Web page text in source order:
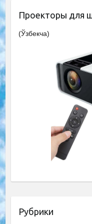
Проекторы для
(Ўзбекча)
Рубрики